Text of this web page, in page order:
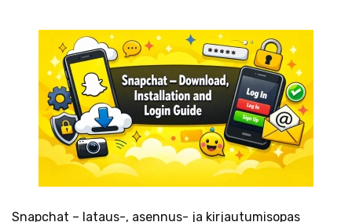
Snapchat – lataus-, asennus- ja kirjautumisopas